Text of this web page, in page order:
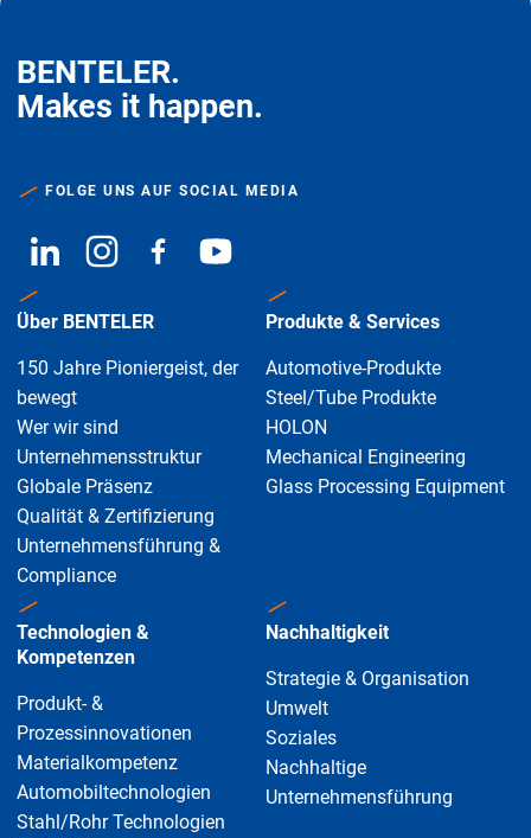
BENTELER.
Makes it happen.
FOLGE UNS AUF SOCIAL MEDIA
Über BENTELER
150 Jahre Pioniergeist, der
bewegt
Wer wir sind
Unternehmensstruktur
Globale Präsenz
Qualität & Zertifizierung
Unternehmensführung &
Compliance
Produkte & Services
Automotive-Produkte
Steel/Tube Produkte
HOLON
Mechanical Engineering
Glass Processing Equipment
Technologien &
Kompetenzen
Produkt- &
Prozessinnovationen
Materialkompetenz
Automobiltechnologien
Stahl/Rohr Technologien
Nachhaltigkeit
Strategie & Organisation
Umwelt
Soziales
Nachhaltige
Unternehmensführung